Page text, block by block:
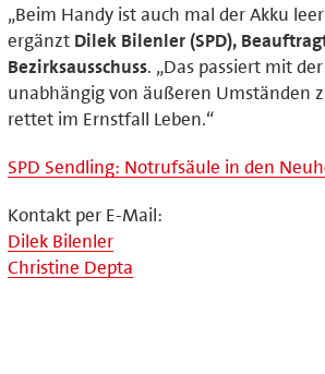
„Beim Handy ist auch mal der Akku
ergänzt Dilek Bilenler (SPD),
Bezirksausschuss. „Das passiert mit
unabhängig von äußeren Umständen
rettet im Ernstfall Leben.“
SPD Sendling: Notrufsäule in den
Kontakt per E-Mail:
Dilek Bilenler
Christine Depta